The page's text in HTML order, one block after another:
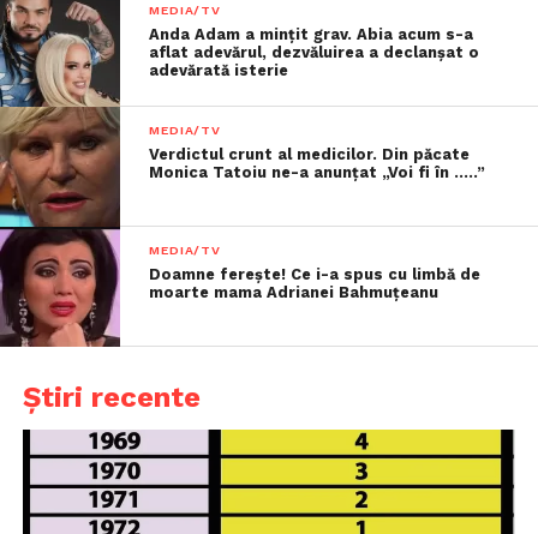
MEDIA/TV
Anda Adam a mințit grav. Abia acum s-a
aflat adevărul, dezvăluirea a declanșat o
adevărată isterie
MEDIA/TV
Verdictul crunt al medicilor. Din păcate
Monica Tatoiu ne-a anunțat „Voi fi în …..”
MEDIA/TV
Doamne ferește! Ce i-a spus cu limbă de
moarte mama Adrianei Bahmuțeanu
Știri recente